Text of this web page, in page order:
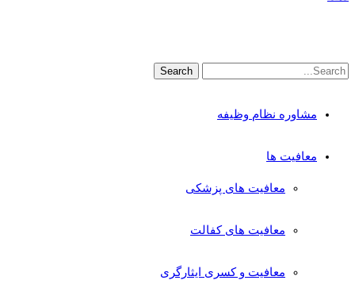
مشاوره نظام وظیفه
معافیت ها
معافیت های پزشکی
معافیت های کفالت
معافیت و کسری ایثارگری